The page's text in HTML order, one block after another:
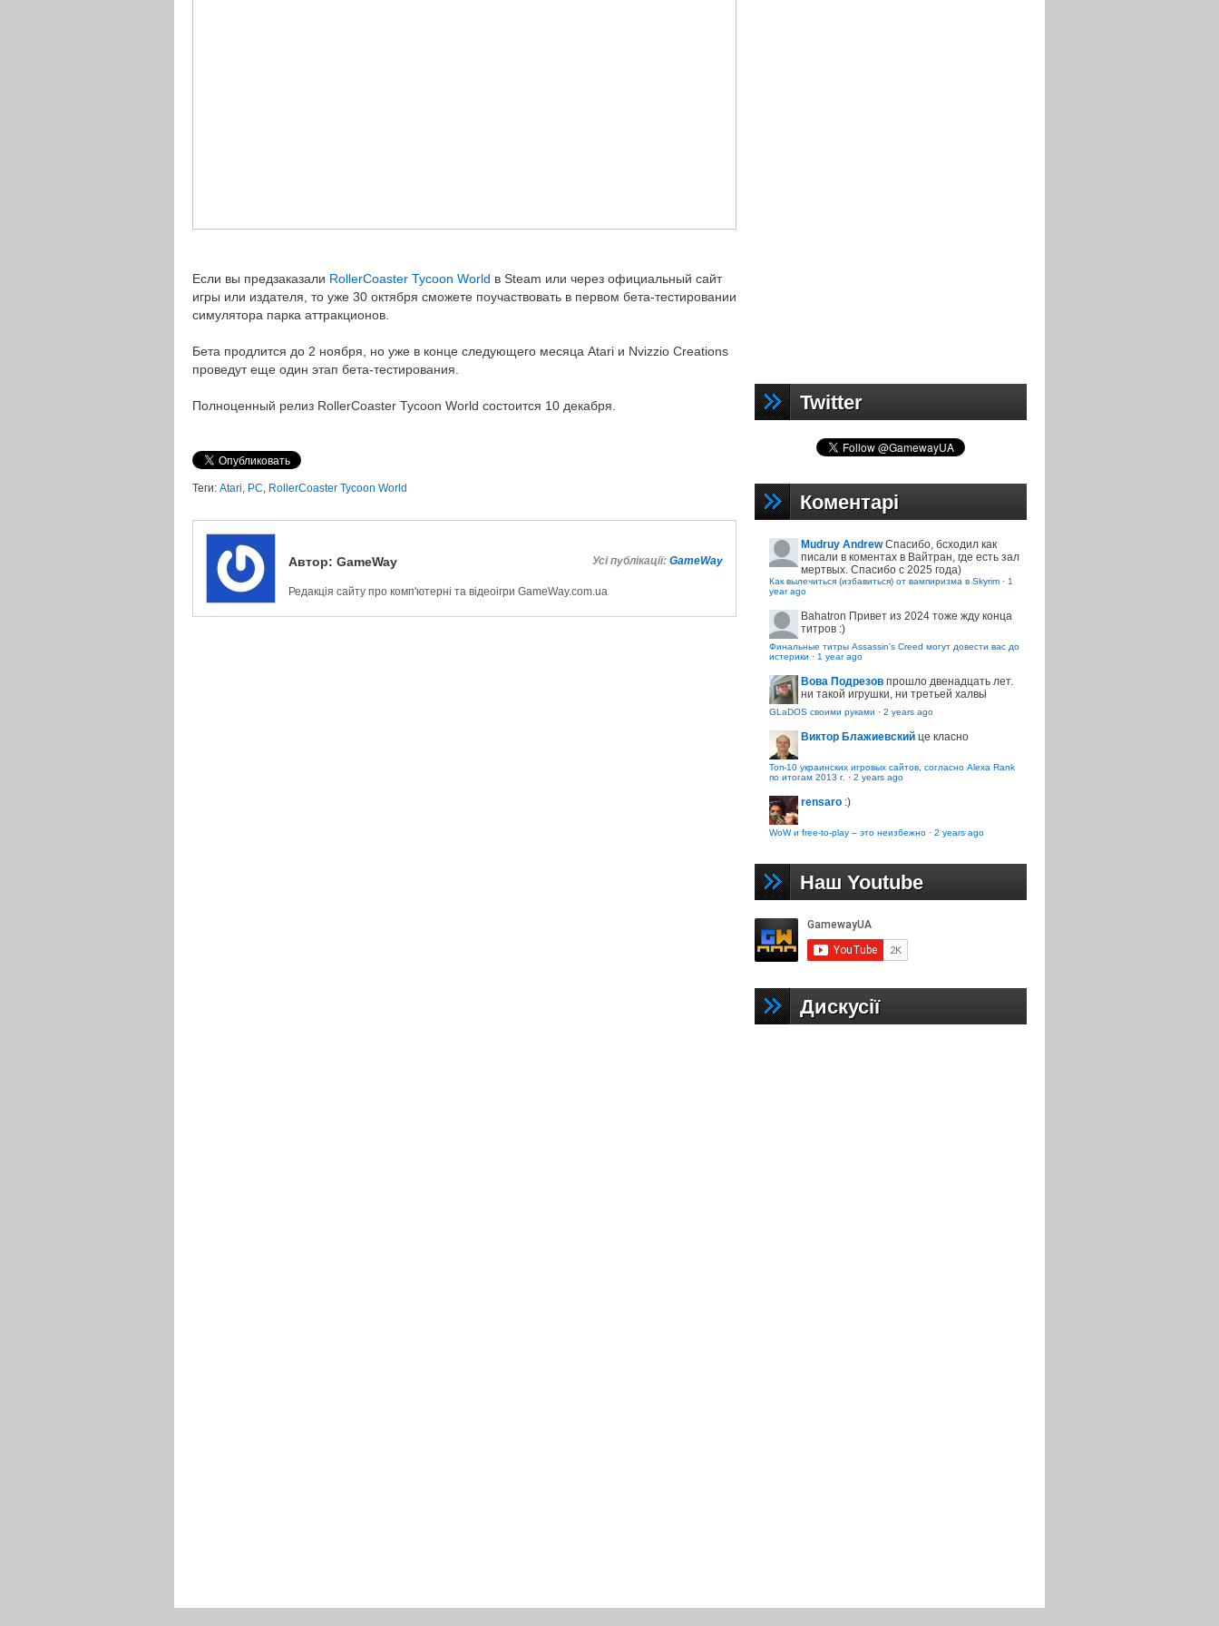
Если вы предзаказали RollerCoaster Tycoon World в Steam или через официальный сайт
игры или издателя, то уже 30 октября сможете поучаствовать в первом бета-тестировании
симулятора парка аттракционов.
Бета продлится до 2 ноября, но уже в конце следующего месяца Atari и Nvizzio Creations
проведут еще один этап бета-тестирования.
Полноценный релиз RollerCoaster Tycoon World состоится 10 декабря.
Теги: Atari, PC, RollerCoaster Tycoon World
Автор: GameWay Усі публікації: GameWay
Редакція сайту про комп'ютерні та відеоігри GameWay.com.ua
Twitter
Коментарі
Mudruy Andrew Спасибо, бсходил как
писали в коментах в Вайтран, где есть зал
мертвых. Спасибо с 2025 года)
Как вылечиться (избавиться) от вампиризма в Skyrim · 1
year ago
Bahatron Привет из 2024 тоже жду конца
титров :)
Финальные титры Assassin’s Creed могут довести вас до
истерики · 1 year ago
Вова Подрезов прошло двенадцать лет.
ни такой игрушки, ни третьей халвьі
GLaDOS своими руками · 2 years ago
Виктор Блажиевский це класно
Топ-10 украинских игровых сайтов, согласно Alexa Rank
по итогам 2013 г. · 2 years ago
rensaro :)
WoW и free-to-play – это неизбежно · 2 years ago
Наш Youtube
Дискусії